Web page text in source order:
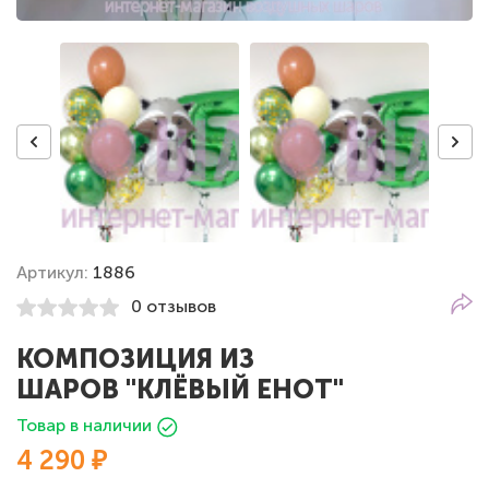
Артикул: 1886
0 отзывов
КОМПОЗИЦИЯ ИЗ
ШАРОВ "КЛЁВЫЙ ЕНОТ"
Товар в наличии
4 290 ₽